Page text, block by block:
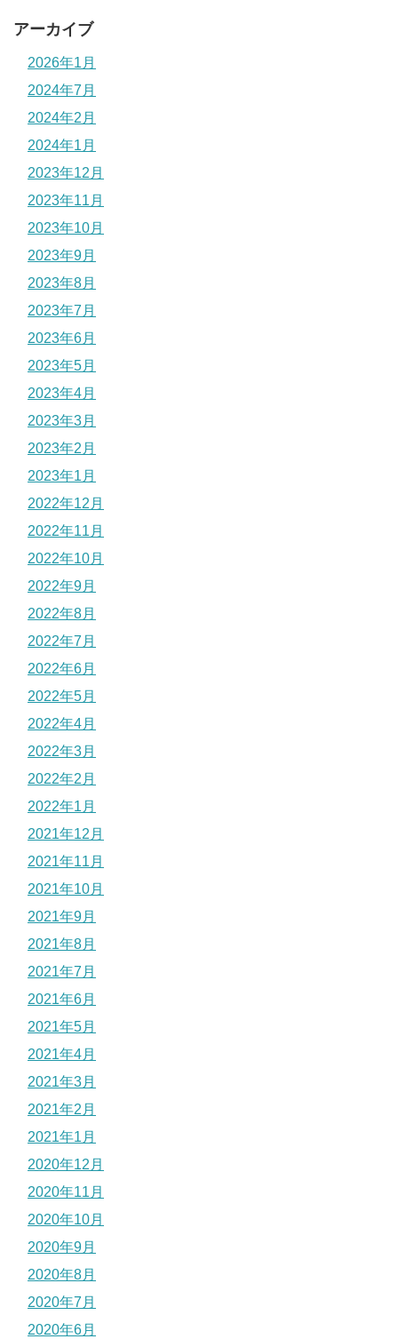
アーカイブ
2026年1月
2024年7月
2024年2月
2024年1月
2023年12月
2023年11月
2023年10月
2023年9月
2023年8月
2023年7月
2023年6月
2023年5月
2023年4月
2023年3月
2023年2月
2023年1月
2022年12月
2022年11月
2022年10月
2022年9月
2022年8月
2022年7月
2022年6月
2022年5月
2022年4月
2022年3月
2022年2月
2022年1月
2021年12月
2021年11月
2021年10月
2021年9月
2021年8月
2021年7月
2021年6月
2021年5月
2021年4月
2021年3月
2021年2月
2021年1月
2020年12月
2020年11月
2020年10月
2020年9月
2020年8月
2020年7月
2020年6月